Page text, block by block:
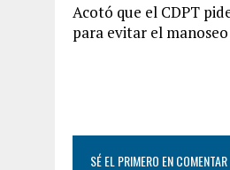
Acotó que el CDPT
para evitar el
SÉ EL PRIMERO EN COMENTAR